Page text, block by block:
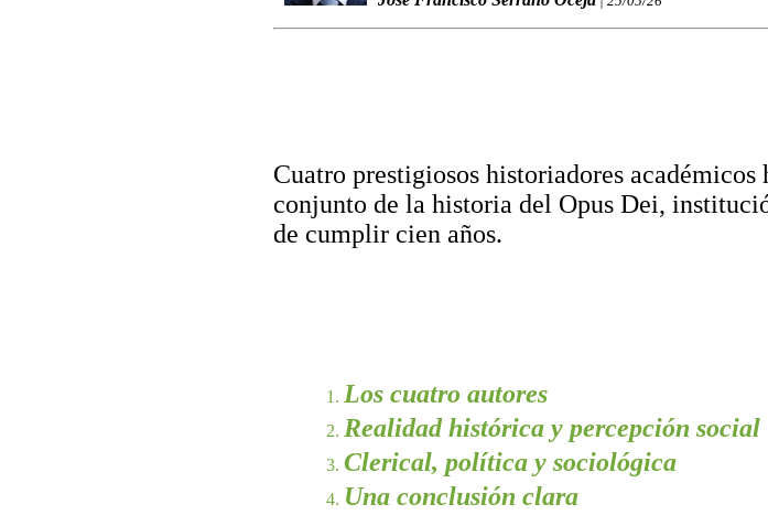
Cuatro prestigiosos historiadores
conjunto de la historia del Opus Dei,
de cumplir cien años.
Los cuatro autores
Realidad histórica y percepción social
Clerical, política y sociológica
Una conclusión clara